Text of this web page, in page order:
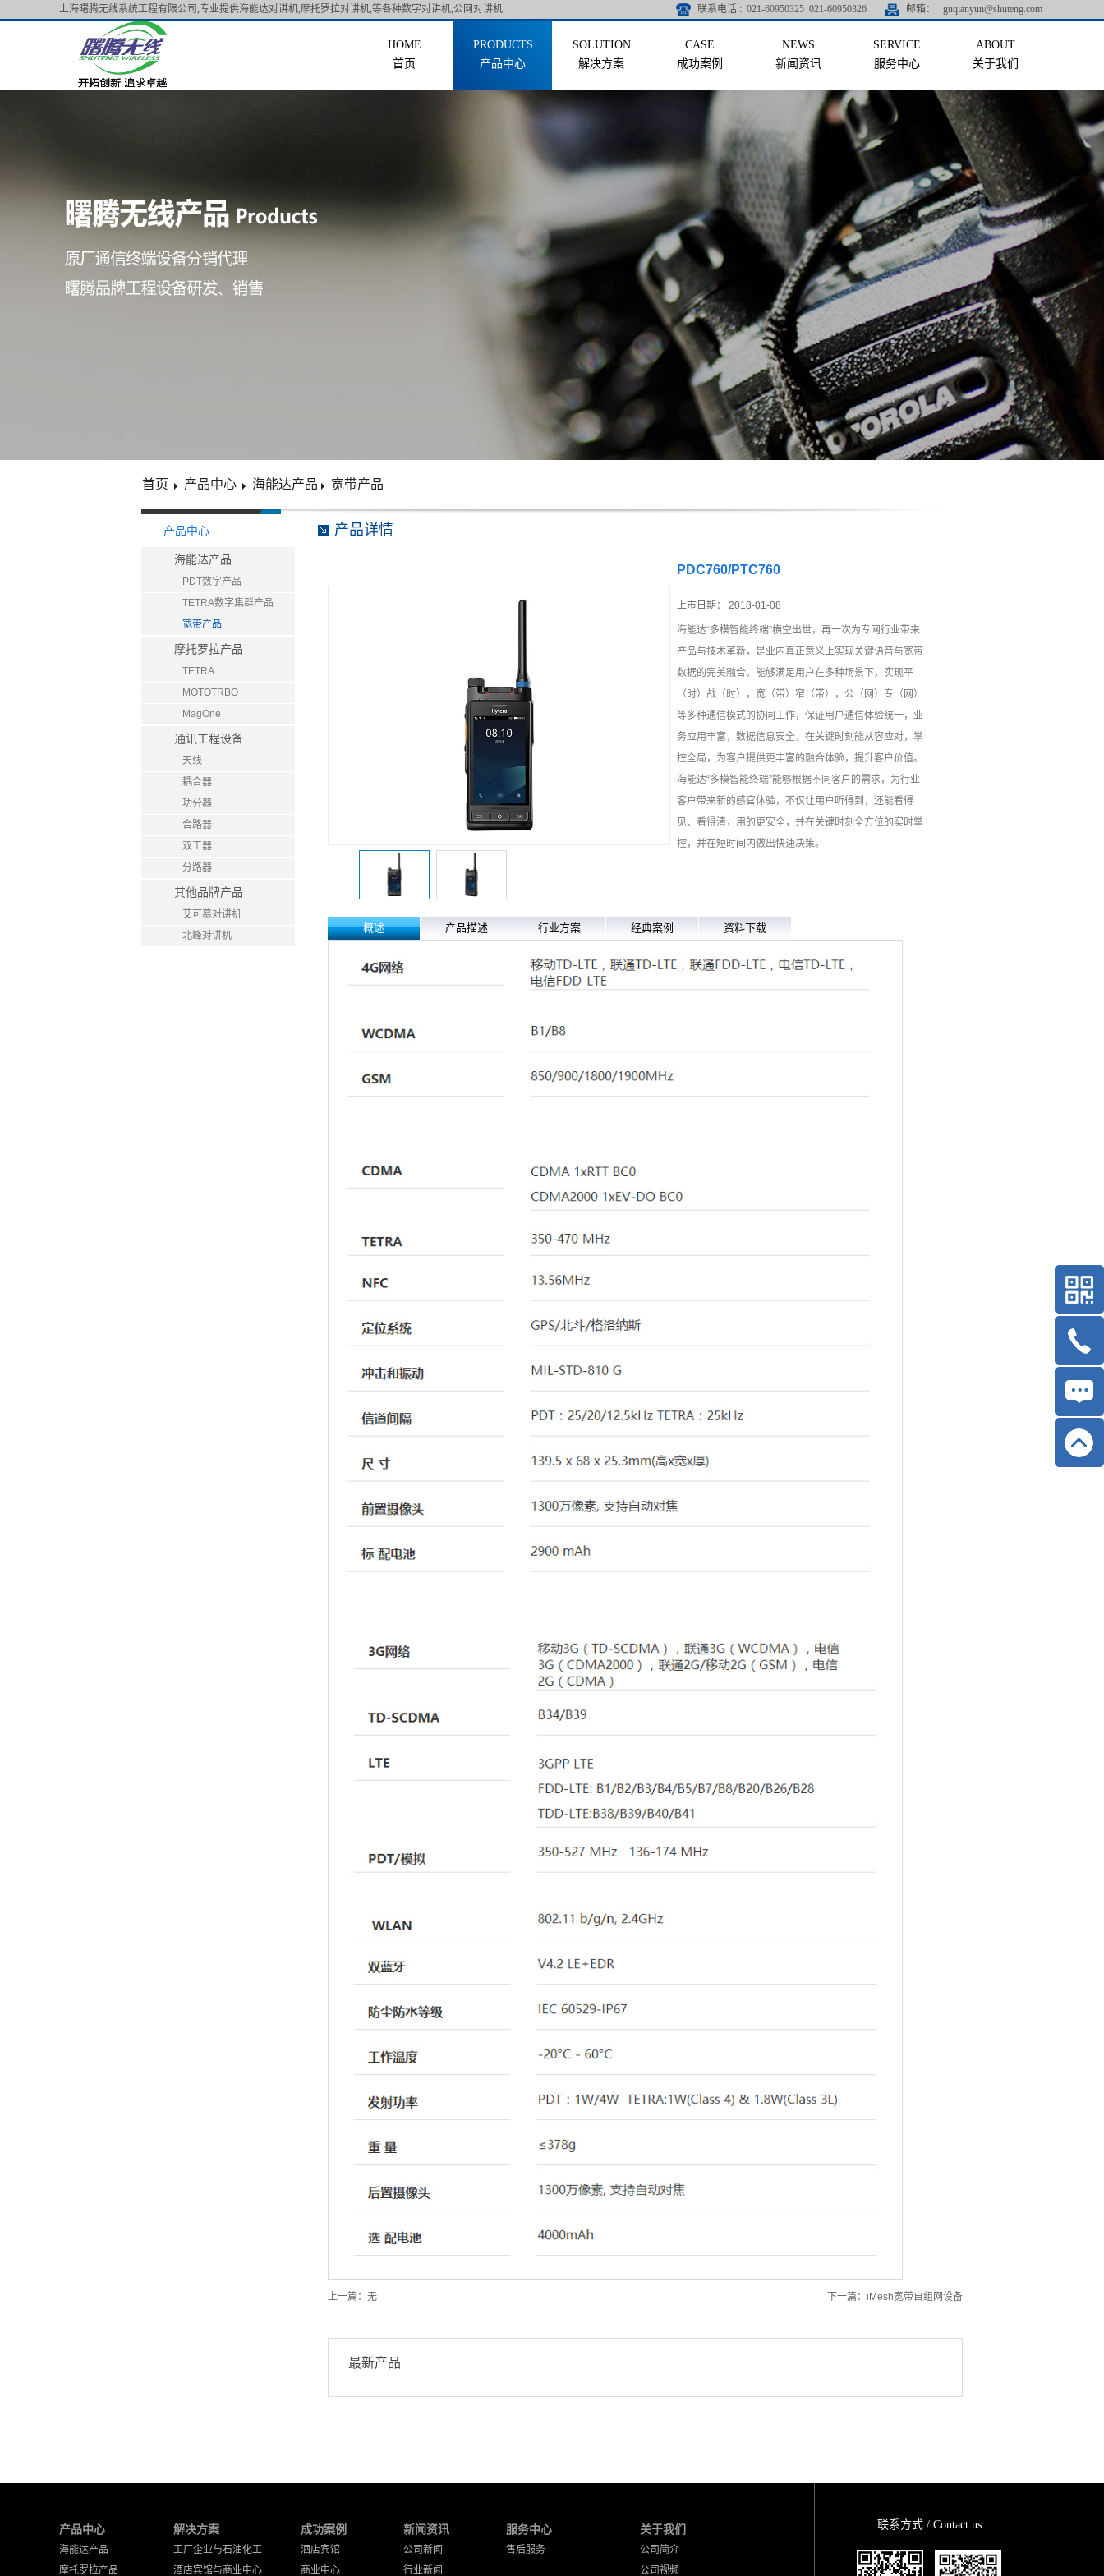
上海曙腾无线系统工程有限公司,专业提供海能达对讲机,摩托罗拉对讲机,等各种数字对讲机,公网对讲机. 联系电话 : 021-60950325 021-60950326 邮箱： guqianyun@shuteng.com
首页 产品中心 解决方案 成功案例 新闻资讯 服务中心 关于我们
产品中心
海能达产品
PDT数字产品
TETRA数字集群产品
宽带产品
摩托罗拉产品
TETRA
MOTOTRBO
MagOne
通讯工程设备
天线
耦合器
功分器
合路器
双工器
分路器
其他品牌产品
艾可慕对讲机
北峰对讲机
产品详情
首页 产品中心 海能达产品 宽带产品
PDC760/PTC760
上市日期： 2018-01-08
海能达“多模智能终端”横空出世，再一次为专网行业带来
产品与技术革新，是业内真正意义上实现关键语音与宽带
数据的完美融合。能够满足用户在多种场景下，实现平
（时）战（时），宽（带）窄（带），公（网）专（网）
等多种通信模式的协同工作，保证用户通信体验统一，业
务应用丰富，数据信息安全，在关键时刻能从容应对，掌
控全局，为客户提供更丰富的融合体验，提升客户价值。
海能达“多模智能终端”能够根据不同客户的需求，为行业
客户带来新的感官体验，不仅让用户听得到，还能看得
见、看得清，用的更安全，并在关键时刻全方位的实时掌
控，并在短时间内做出快速决策。
概述 产品描述 行业方案 经典案例 资料下载
上一篇：无 下一篇： iMesh宽带自组网设备
最新产品
产品中心
海能达产品
摩托罗拉产品
解决方案
工厂企业与石油化工
酒店宾馆与商业中心
成功案例
酒店宾馆
商业中心
新闻资讯
公司新闻
行业新闻
服务中心
售后服务
关于我们
公司简介
公司视频
联系方式 / Contact us